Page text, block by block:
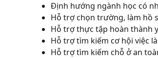
Định hướng ngành học có
Hỗ trợ chọn trường, làm hồ
Hỗ trợ thực tập hoàn thành
Hỗ trợ tìm kiếm cơ hội việc
Hỗ trợ tìm kiếm chỗ ở an